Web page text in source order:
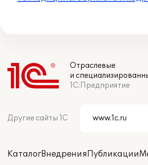
Отраслевые
и
1С:Предприятие
Другие сайты 1С
КаталогВнедренияПубликации